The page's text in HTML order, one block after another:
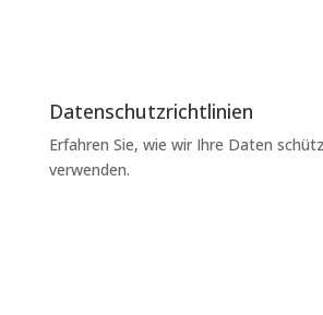
Datenschutzrichtlinien
Erfahren Sie, wie wir Ihre Daten
verwenden.